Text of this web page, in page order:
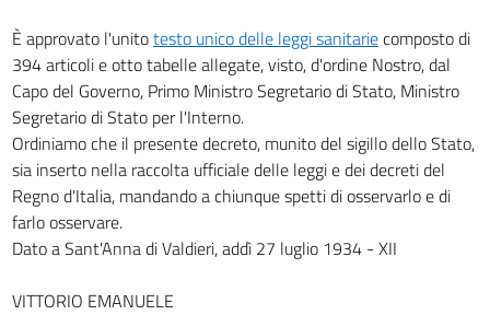
Del consiglio provinciale di sanità
art. 17
art. 18
art. 19
art. 20
CAPO V
Disposizioni comuni al consiglio superiore di sanità e ai
art. 21
art. 22
È approvato l'unitotesto unico delle leggi sanitariecomposto di
394 articoli e otto tabelle allegate, visto, d'ordine Nostro, dal
Capo del Governo, Primo Ministro Segretario di Stato, Ministro
Segretario di Stato per l'Interno.
Ordiniamo che il presente decreto, munito del sigillo dello Stato,
sia inserto nella raccolta ufficiale delle leggi e dei decreti del
Regno d'Italia, mandando a chiunque spetti di osservarlo e di
farlo osservare.
Dato a Sant'Anna di Valdieri, addì 27 luglio 1934 - XII
VITTORIO EMANUELE